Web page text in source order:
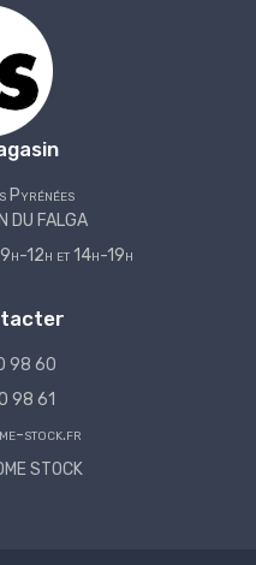
Pyrénées
DU FALGA
12h et 14h-19h
98 60
98 61
stock.fr
STOCK